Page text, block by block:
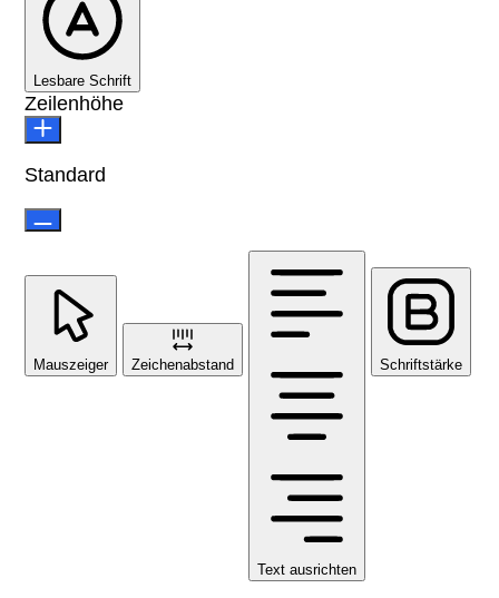
Lesbare Schrift
Zeilenhöhe
Standard
Mauszeiger Zeichenabstand
Text ausrichten
Schriftstärke